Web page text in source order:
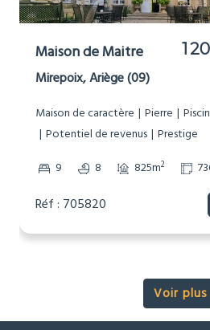
Moulin
Brousses-et-Villaret, Aude (11)
Bord de Rivière Dépendances
Grand terrain (1Ha+)
Maison de
Potentiel de revenus
Prestige
Sans voisinage proche
7
3 448m